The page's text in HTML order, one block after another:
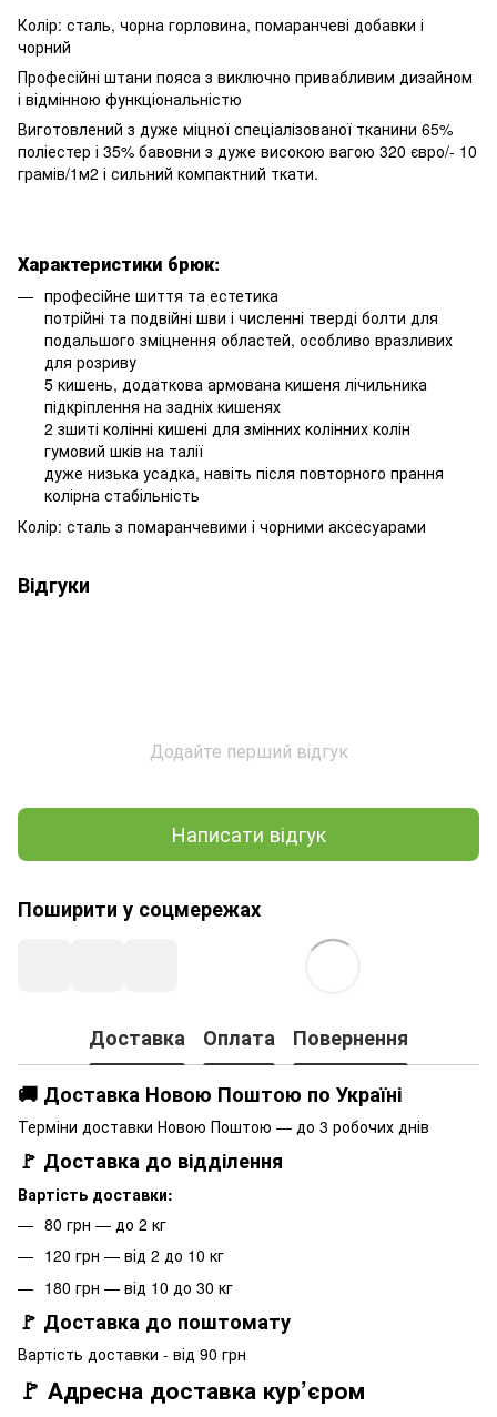
Колір: сталь, чорна горловина, помаранчеві добавки і
чорний
Професійні штани пояса з виключно привабливим дизайном
і відмінною функціональністю
Виготовлений з дуже міцної спеціалізованої тканини 65%
поліестер і 35% бавовни з дуже високою вагою 320 євро/- 10
грамів/1м2 і сильний компактний ткати.
Характеристики брюк:
професійне шиття та естетика
потрійні та подвійні шви і численні тверді болти для
подальшого зміцнення областей, особливо вразливих
для розриву
5 кишень, додаткова армована кишеня лічильника
підкріплення на задніх кишенях
2 зшиті колінні кишені для змінних колінних колін
гумовий шків на талії
дуже низька усадка, навіть після повторного прання
колірна стабільність
Колір: сталь з помаранчевими і чорними аксесуарами
Відгуки
Додайте перший відгук
Написати відгук
Поширити у соцмережах
Доставка Оплата
Повернення
🚚 Доставка Новою Поштою по Україні
Терміни доставки Новою Поштою — до 3 робочих днів
🚩 Доставка до відділення
Вартість доставки:
80 грн — до 2 кг
120 грн — від 2 до 10 кг
180 грн — від 10 до 30 кг
🚩 Доставка до поштомату
Вартість доставки - від 90 грн
🚩 Адресна доставка кур’єром